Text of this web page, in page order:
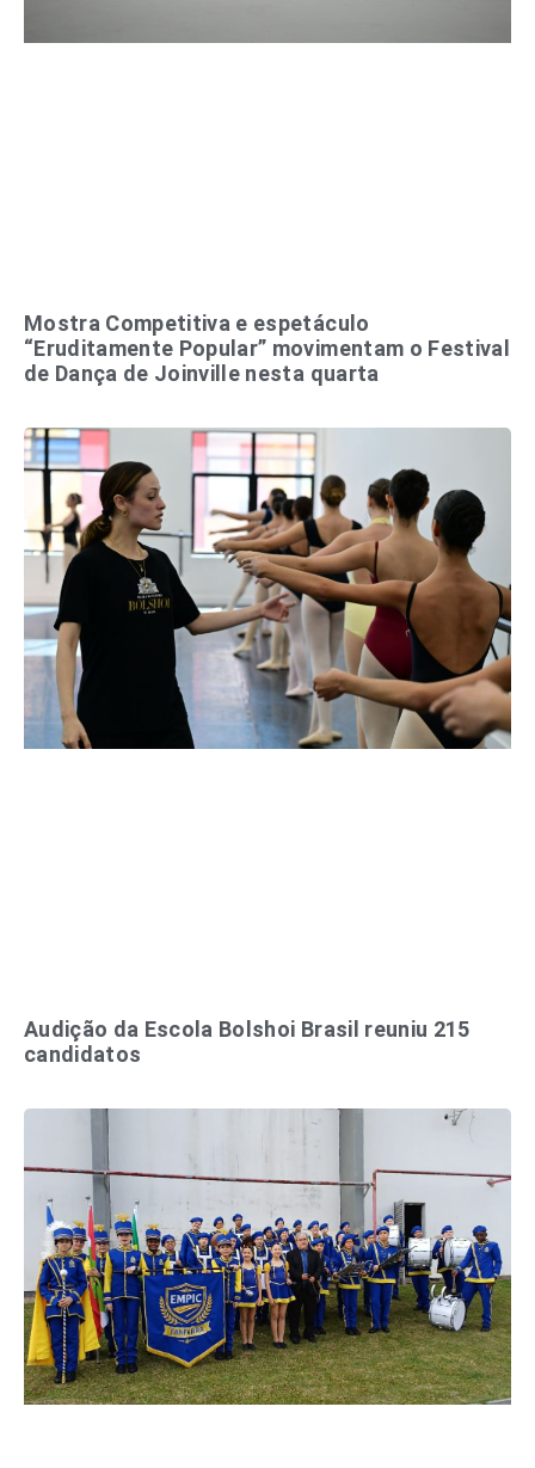
Mostra Competitiva e espetáculo
“Eruditamente Popular” movimentam o Festival
de Dança de Joinville nesta quarta
Audição da Escola Bolshoi Brasil reuniu 215
candidatos